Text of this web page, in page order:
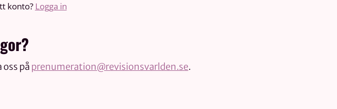
konto? Logga in
på prenumeration@revisionsvarlden.se.